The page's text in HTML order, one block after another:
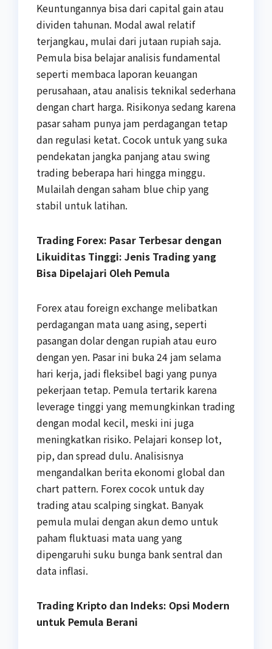
Keuntungannya bisa dari capital gain atau
dividen tahunan. Modal awal relatif
terjangkau, mulai dari jutaan rupiah saja.
Pemula bisa belajar analisis fundamental
seperti membaca laporan keuangan
perusahaan, atau analisis teknikal sederhana
dengan chart harga. Risikonya sedang karena
pasar saham punya jam perdagangan tetap
dan regulasi ketat. Cocok untuk yang suka
pendekatan jangka panjang atau swing
trading beberapa hari hingga minggu.
Mulailah dengan saham blue chip yang
stabil untuk latihan.
Trading Forex: Pasar Terbesar dengan
Likuiditas Tinggi: Jenis Trading yang
Bisa Dipelajari Oleh Pemula
Forex atau foreign exchange melibatkan
perdagangan mata uang asing, seperti
pasangan dolar dengan rupiah atau euro
dengan yen. Pasar ini buka 24 jam selama
hari kerja, jadi fleksibel bagi yang punya
pekerjaan tetap. Pemula tertarik karena
leverage tinggi yang memungkinkan trading
dengan modal kecil, meski ini juga
meningkatkan risiko. Pelajari konsep lot,
pip, dan spread dulu. Analisisnya
mengandalkan berita ekonomi global dan
chart pattern. Forex cocok untuk day
trading atau scalping singkat. Banyak
pemula mulai dengan akun demo untuk
paham fluktuasi mata uang yang
dipengaruhi suku bunga bank sentral dan
data inflasi.
Trading Kripto dan Indeks: Opsi Modern
untuk Pemula Berani